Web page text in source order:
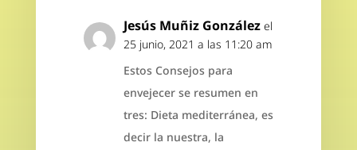
Jesús Muñiz González el
25 junio, 2021 a las 11:20 am
Estos Consejos para
envejecer se resumen en
tres: Dieta mediterránea, es
decir la nuestra, la